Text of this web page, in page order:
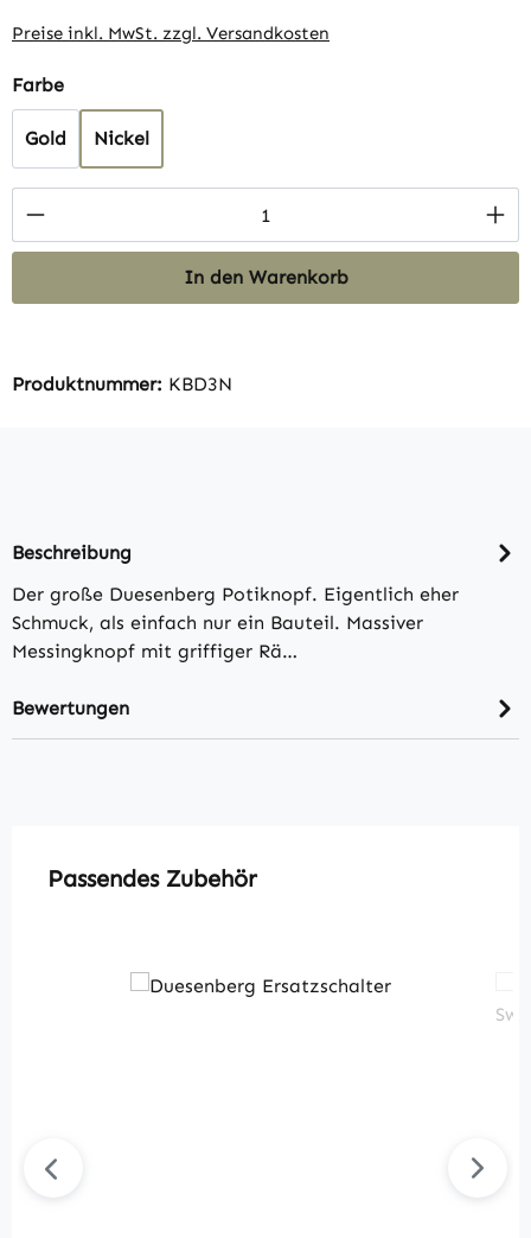
Preise inkl. MwSt. zzgl. Versandkosten
Farbeauswählen
Gold Nickel
Produkt Anzahl: Gib den gewünschten
In den Warenkorb
Produktnummer: KBD3N
Beschreibung
Der große Duesenberg Potiknopf. Eigentlich eher
Schmuck, als einfach nur ein Bauteil. Massiver
Messingknopf mit griffiger Rä…
Bewertungen
Produktgalerie überspringen
Passendes Zubehör